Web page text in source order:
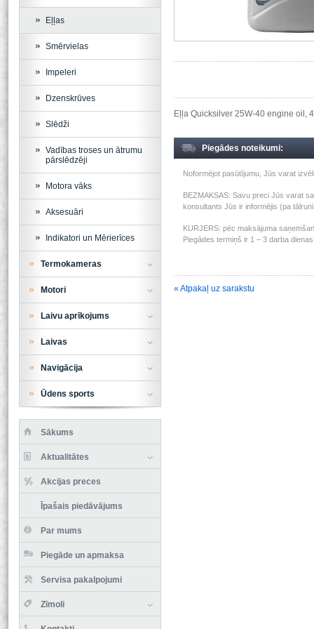
Eļļa Quicksilver 25W-40 engine oil,
Piegādes noteikumi:
Noformējot pasūtījumu, Jūs varat
BEZMAKSAS: Savu preci Jūs varat
konsultants Jūs ir informējis (pa
KURJERS: pēc maksājuma
Piegādes termiņš ir 1 – 3 darba
« Atpakaļ uz sarakstu
Eļļas
Smērvielas
Impeleri
Dzenskrūves
Slēdži
Vadības troses un ātrumu
pārslēdzēji
Motora vāks
Aksesuāri
Indikatori un Mērierīces
Termokameras
Motori
Laivu aprīkojums
Laivas
Navigācija
Ūdens sports
Sākums
Aktualitātes
Akcijas preces
Īpašais piedāvājums
Par mums
Piegāde un apmaksa
Servisa pakalpojumi
Zīmoli